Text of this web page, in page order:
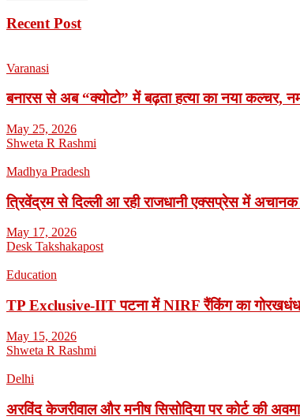
Recent Post
Varanasi
बनारस से अब “क्योटो” में बढ़ता हत्या का नया कल्चर,
May 25, 2026
Shweta R Rashmi
Madhya Pradesh
त्रिवेंद्रम से दिल्ली आ रही राजधानी एक्सप्रेस में
May 17, 2026
Desk Takshakapost
Education
TP Exclusive-IIT पटना में NIRF रैंकिंग का
May 15, 2026
Shweta R Rashmi
Delhi
अरविंद केजरीवाल और मनीष सिसोदिया पर कोर्ट की